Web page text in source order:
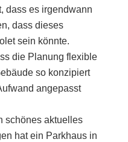
dass es irgendwann
dass dieses
sein könnte.
die Planung flexible
so konzipiert
angepasst
schönes aktuelles
hat ein Parkhaus in